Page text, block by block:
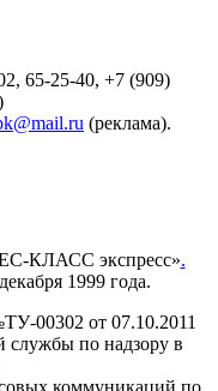
65-25-40, +7 (909)
(реклама).
КЛАСС экспресс».
1999 года.
00302 от 07.10.2011
службы по надзору в
коммуникаций по